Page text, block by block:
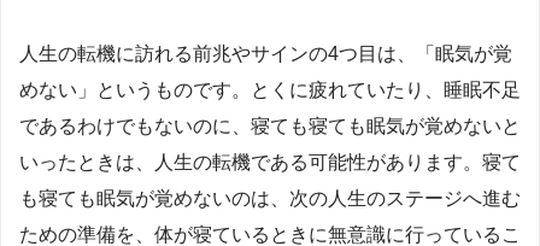
人生の転機に訪れる前兆やサインの4つ目は、「眠気が覚
めない」というものです。とくに疲れていたり、睡眠不足
であるわけでもないのに、寝ても寝ても眠気が覚めないと
いったときは、人生の転機である可能性があります。寝て
も寝ても眠気が覚めないのは、次の人生のステージへ進む
ための準備を、体が寝ているときに無意識に行っているこ